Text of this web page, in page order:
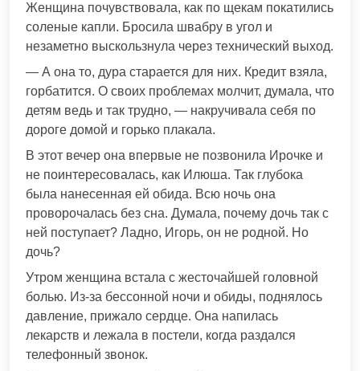
Женщина почувствовала, как по щекам покатились
соленые капли. Бросила швабру в угол и
незаметно выскользнула через технический выход.
— А она то, дура старается для них. Кредит взяла,
горбатится. О своих проблемах молчит, думала, что
детям ведь и так трудно, — накручивала себя по
дороге домой и горько плакала.
В этот вечер она впервые не позвонила Ирочке и
не поинтересовалась, как Илюша. Так глубока
была нанесенная ей обида. Всю ночь она
проворочалась без сна. Думала, почему дочь так с
ней поступает? Ладно, Игорь, он не родной. Но
дочь?
Утром женщина встала с жесточайшей головной
болью. Из-за бессонной ночи и обиды, поднялось
давление, прижало сердце. Она напилась
лекарств и лежала в постели, когда раздался
телефонный звонок.